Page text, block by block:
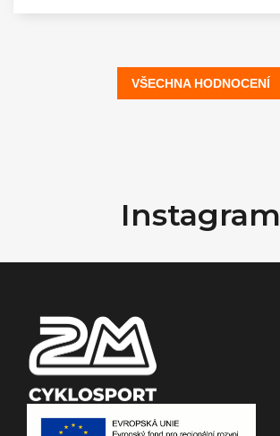
VŠECHNA HODNOCENÍ
t
Instagram